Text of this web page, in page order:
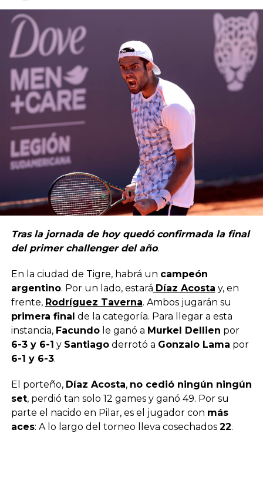
Tras la jornada de hoy quedó confirmada la final
del primer challenger del año.
En la ciudad de Tigre, habrá un campeón
argentino. Por un lado, estará Díaz Acosta y, en
frente, Rodríguez Taverna. Ambos jugarán su
primera final de la categoría. Para llegar a esta
instancia, Facundole ganó a Murkel Dellien por
6-3 y 6-1 y Santiagoderrotó a Gonzalo Lama por
6-1 y 6-3.
El porteño, Díaz Acosta, no cedió ningún ningún
set, perdió tan solo 12 games y ganó 49. Por su
parte el nacido en Pilar, es el jugador con más
aces: A lo largo del torneo lleva cosechados 22.